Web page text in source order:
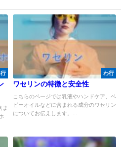
行
ま
わ行
ワセリンの特徴と安全性
こちらのページでは乳液やハンドケア、ベ
ビーオイルなどに含まれる成分のワセリン
についてお伝えします。...